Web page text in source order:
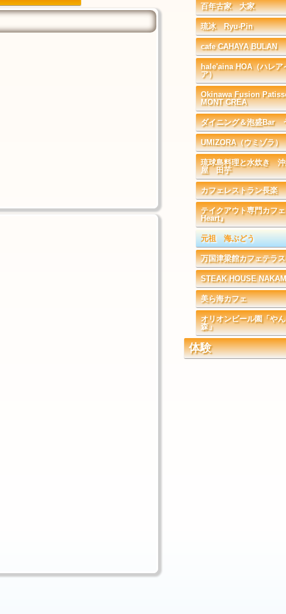
百年古家 大家
琉冰 Ryu-Pin
cafe CAHAYA BULAN
hale'aina HOA（ハレア
ア）
Okinawa Fusion
MONT CREA
ダイニング＆泡盛Bar
UMIZORA（ウミゾラ）
琉球島料理と水炊き 沖
屋 田芋
カフェレストラン長楽
テイクアウト専門カフ
Heart』
元祖 海ぶどう
万国津梁館カフェテラス
STEAK HOUSE
美ら海カフェ
オリオンビール園「や
森」
体験